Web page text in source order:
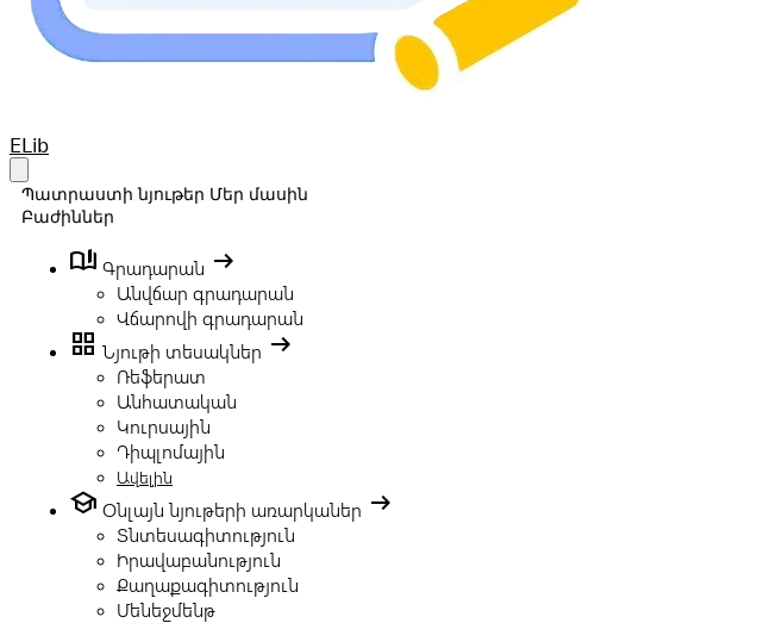
Your Company
ELib
Պատրաստի նյութեր Մեր մասին
Բաժիններ
book_ribbon Գրադարան arrow_right_alt
Անվճար գրադարան
Վճարովի գրադարան
grid_view Նյութի տեսակներ arrow_right_alt
Ռեֆերատ
Անհատական
Կուրսային
Դիպլոմային
Ավելին
school Օնլայն նյութերի առարկաներ arrow_right_alt
Տնտեսագիտություն
Իրավաբանություն
Քաղաքագիտություն
Մենեջմենթ